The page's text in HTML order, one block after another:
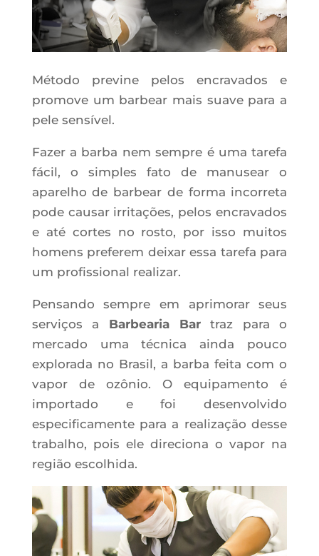
Método previne pelos encravados e
promove um barbear mais suave para a
pele sensível.
Fazer a barba nem sempre é uma tarefa
fácil, o simples fato de manusear o
aparelho de barbear de forma incorreta
pode causar irritações, pelos encravados
e até cortes no rosto, por isso muitos
homens preferem deixar essa tarefa para
um profissional realizar.
Pensando sempre em aprimorar seus
serviços a Barbearia Bartraz para o
mercado uma técnica ainda pouco
explorada no Brasil, a barba feita com o
vapor de ozônio. O equipamento é
importado e foi desenvolvido
especificamente para a realização desse
trabalho, pois ele direciona o vapor na
região escolhida.